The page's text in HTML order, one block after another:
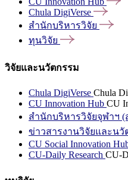
Chula DigiVerse
สำนักบริหารวิจัย
ทุนวิจัย
วิจัยและนวัตกรรม
Chula DigiVerse Chula
CU Innovation Hub CU
สำนักบริหารวิจัยจุฬาฯ (
ข่าวสารงานวิจัยและนวั
CU Social Innovation
CU-Daily Research CU-